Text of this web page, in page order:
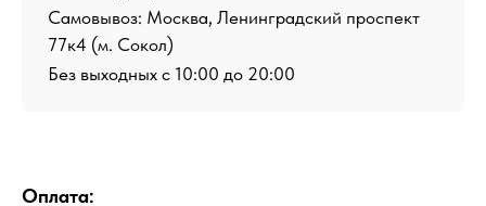
Самовывоз: Москва, Ленинградский проспект
77к4 (м. Сокол)
Без выходных с 10:00 до 20:00
Оплата: